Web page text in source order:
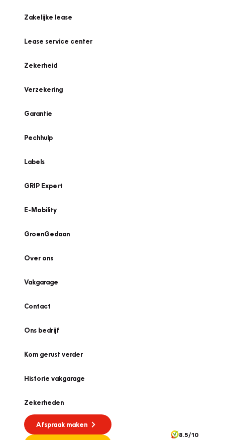
Zakelijke lease
Lease service center
Zekerheid
Verzekering
Garantie
Pechhulp
Labels
GRIP Expert
E-Mobility
GroenGedaan
Over ons
Vakgarage
Contact
Ons bedrijf
Kom gerust verder
Historie vakgarage
Zekerheden
Afspraak maken
8.5/10